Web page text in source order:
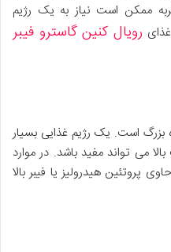
ممکن است نیاز به یک رژیم
رویال کنین گاسترو فیبر
بزرگ است. یک رژیم غذایی بسیار
می تواند مفید باشد. در موارد
هیدرولیز یا فیبر بالا